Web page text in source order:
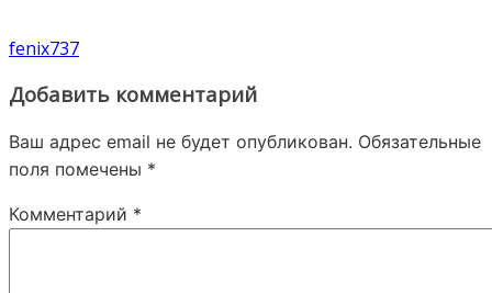
fenix737
Добавить комментарий
Ваш адрес email не будет опубликован. Обязательные
поля помечены *
Комментарий *